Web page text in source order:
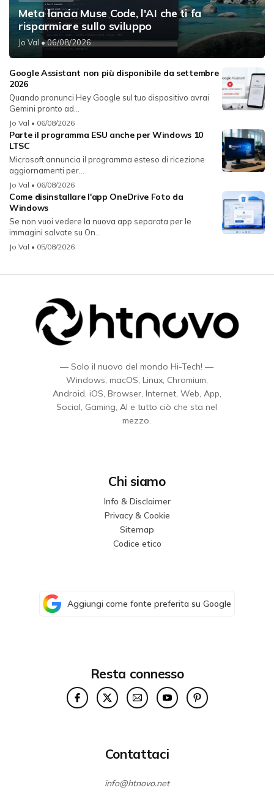
Meta lancia Muse Code, l'AI che ti fa
risparmiare sullo sviluppo
Jo Val • 06/08/2026
Google Assistant non più disponibile da settembre
2026
Quando pronunci Hey Google sul tuo dispositivo avrai
Gemini pronto ad...
Jo Val • 06/08/2026
Parte il programma ESU anche per Windows 10
LTSC
Microsoft annuncia il programma esteso di ricezione
aggiornamenti per...
Jo Val • 06/08/2026
Come disinstallare l'app OneDrive Foto da
Windows
Se non vuoi vedere la nuova app separata per le
immagini salvate su On...
Jo Val • 05/08/2026
— Solo il nuovo del mondo Hi-Tech! —
Windows, macOS, Linux, Chromium,
Android, iOS, Browser, Internet, Web, App,
Social, Gaming, AI e tutto ciò che sta nel
mezzo.
Chi siamo
Info & Disclaimer
Privacy & Cookie
Sitemap
Codice etico
Aggiungi come fonte preferita su Google
Resta connesso
Contattaci
info@htnovo.net